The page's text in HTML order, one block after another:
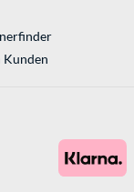
Kunden